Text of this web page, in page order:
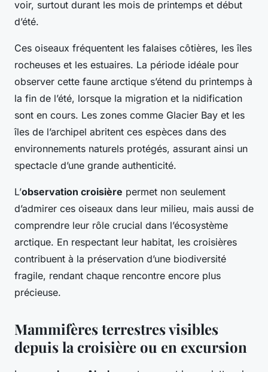
voir, surtout durant les mois de printemps et début
d’été.
Ces oiseaux fréquentent les falaises côtières, les îles
rocheuses et les estuaires. La période idéale pour
observer cette faune arctique s’étend du printemps à
la fin de l’été, lorsque la migration et la nidification
sont en cours. Les zones comme Glacier Bay et les
îles de l’archipel abritent ces espèces dans des
environnements naturels protégés, assurant ainsi un
spectacle d’une grande authenticité.
L’observation croisière permet non seulement
d’admirer ces oiseaux dans leur milieu, mais aussi de
comprendre leur rôle crucial dans l’écosystème
arctique. En respectant leur habitat, les croisières
contribuent à la préservation d’une biodiversité
fragile, rendant chaque rencontre encore plus
précieuse.
Mammifères terrestres visibles
depuis la croisière ou en excursion